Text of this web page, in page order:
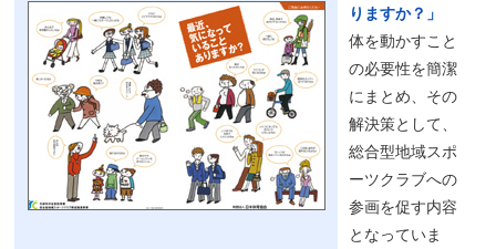
りますか？」
体を動かすこと
の必要性を簡潔
にまとめ、その
解決策として、
総合型地域スポ
ーツクラブへの
参画を促す内容
となっていま